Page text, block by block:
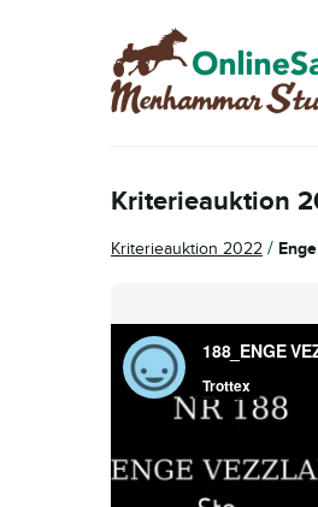
Hoppa
till
navigering
Hoppa
till
innehåll
Kriterieauktion
Kriterieauktion 2022 /